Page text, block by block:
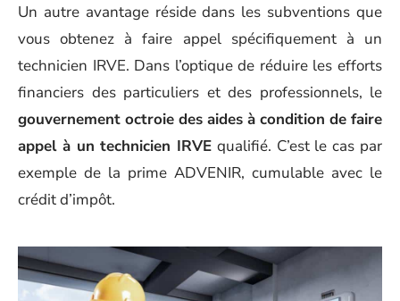
Un autre avantage réside dans les subventions que
vous obtenez à faire appel spécifiquement à un
technicien IRVE. Dans l’optique de réduire les efforts
financiers des particuliers et des professionnels, le
gouvernement octroie des aides à condition de faire
appel à un technicien IRVE qualifié. C’est le cas par
exemple de la prime ADVENIR, cumulable avec le
crédit d’impôt.